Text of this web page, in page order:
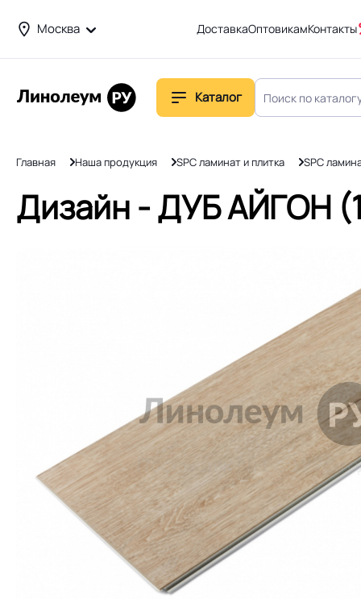
Москва ДоставкаОптовикамКонтакты
Каталог
Главная Наша продукция SPC ламинат и плитка SPC
Дизайн - ДУБ АЙГОН